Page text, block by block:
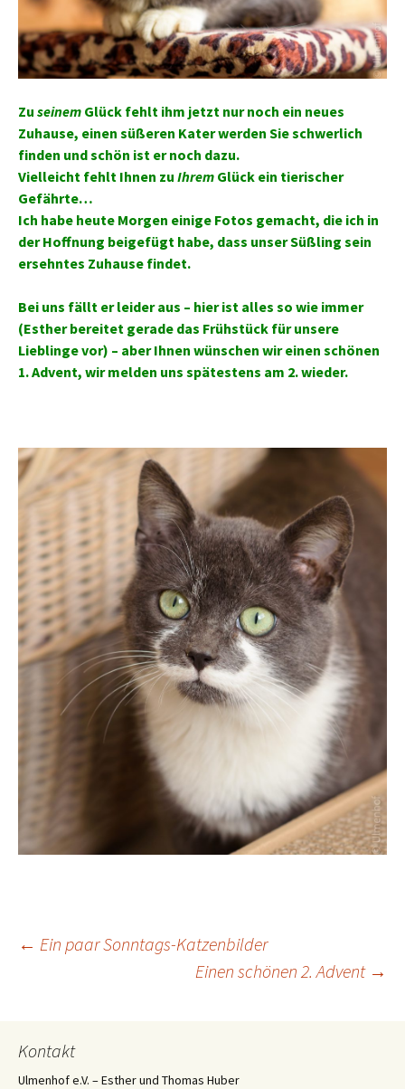
Zu seinem Glück fehlt ihm jetzt nur noch ein neues
Zuhause, einen süßeren Kater werden Sie schwerlich
finden und schön ist er noch dazu.
Vielleicht fehlt Ihnen zu Ihrem Glück ein tierischer
Gefährte…
Ich habe heute Morgen einige Fotos gemacht, die ich in
der Hoffnung beigefügt habe, dass unser Süßling sein
ersehntes Zuhause findet.
Bei uns fällt er leider aus – hier ist alles so wie immer
(Esther bereitet gerade das Frühstück für unsere
Lieblinge vor) – aber Ihnen wünschen wir einen schönen
1. Advent, wir melden uns spätestens am 2. wieder.
Beitrags-
← Ein paar Sonntags-Katzenbilder
Einen schönen 2. Advent →
Kontakt
Ulmenhof e.V. – Esther und Thomas Huber